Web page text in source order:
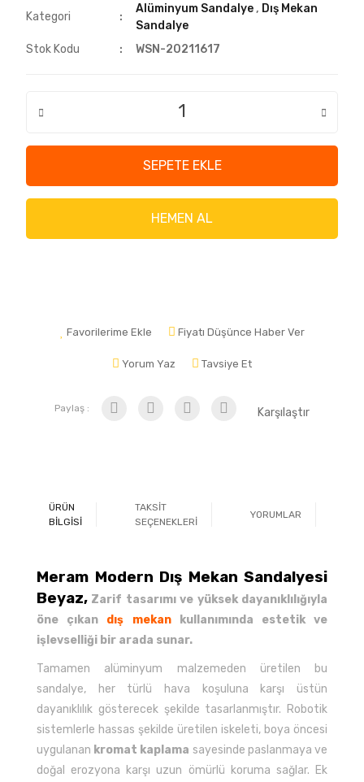
Kategori
Alüminyum Sandalye, Dış Mekan
Sandalye
Stok Kodu
WSN-20211617
SEPETE EKLE
HEMEN AL
Favorilerime Ekle Fiyatı Düşünce Haber Ver
Yorum Yaz Tavsiye Et
Paylaş : Karşılaştır
ÜRÜN
BİLGİSİ
TAKSİT
SEÇENEKLERİ
YORUMLAR
Meram Modern Dış Mekan Sandalyesi
Beyaz, Zarif tasarımı ve yüksek dayanıklılığıyla
öne çıkan dış mekankullanımında estetik ve
işlevselliği bir arada sunar.
Tamamen alüminyum malzemeden üretilen bu
sandalye, her türlü hava koşuluna karşı üstün
dayanıklılık gösterecek şekilde tasarlanmıştır. Robotik
sistemlerle hassas şekilde üretilen iskeleti, boya öncesi
uygulanan kromat kaplama sayesinde paslanmaya ve
doğal erozyona karşı uzun ömürlü koruma sağlar. Ek